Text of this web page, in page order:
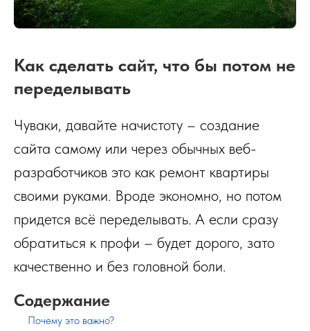
Как сделать сайт, что бы потом не
переделывать
Чуваки, давайте начистоту – создание
сайта самому или через обычных веб-
разработчиков это как ремонт квартиры
своими руками. Вроде экономно, но потом
придется всё переделывать. А если сразу
обратиться к профи – будет дорого, зато
качественно и без головной боли.
Содержание
Почему это важно?